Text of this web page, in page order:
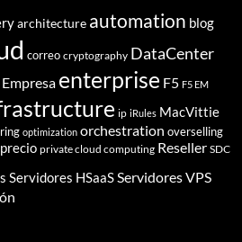
architecture automation blog
correo cryptography DataCenter
Empresa enterprise F5 F5 EM
ip iRules MacVittie
optimization orchestration overselling
precio private cloud computing Reseller SDC
Servidores HSaaSServidores VPS